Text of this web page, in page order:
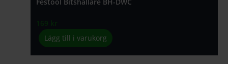
169 kr
Lägg till i varukorg